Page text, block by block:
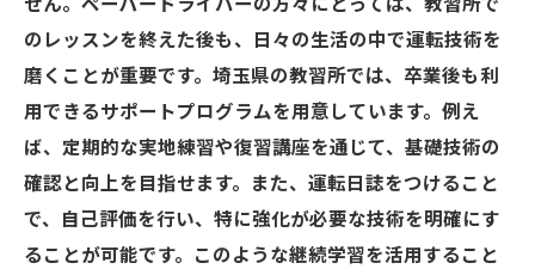
せん。ペーパードライバーの方々にとっては、教習所で
のレッスンを終えた後も、日々の生活の中で運転技術を
磨くことが重要です。埼玉県の教習所では、卒業後も利
用できるサポートプログラムを用意しています。例え
ば、定期的な実地練習や復習講座を通じて、基礎技術の
確認と向上を目指せます。また、運転日誌をつけること
で、自己評価を行い、特に強化が必要な技術を明確にす
ることが可能です。このような継続学習を活用すること